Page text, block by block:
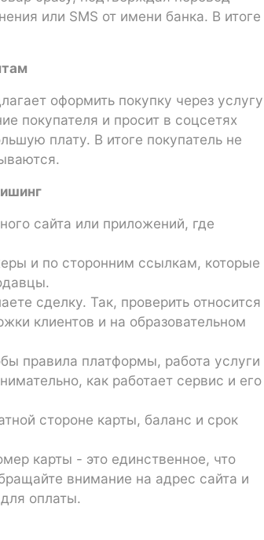
или SMS от имени банка. В итоге
оформить покупку через услугу
покупателя и просит в соцсетях
плату. В итоге покупатель не
сайта или приложений, где
и по сторонним ссылкам, которые
сделку. Так, проверить относится
клиентов и на образовательном
правила платформы, работа услуги
как работает сервис и его
стороне карты, баланс и срок
карты - это единственное, что
внимание на адрес сайта и
оплаты.